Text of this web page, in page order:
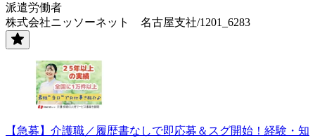
派遣労働者
株式会社ニッソーネット 名古屋支社/1201_6283
【急募】介護職／履歴書なしで即応募＆スグ開始！経験・知